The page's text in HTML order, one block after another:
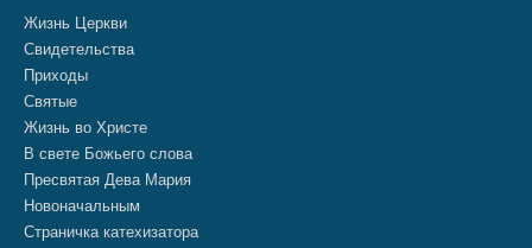
Жизнь Церкви
Свидетельства
Приходы
Святые
Жизнь во Христе
В свете Божьего слова
Пресвятая Дева Мария
Новоначальным
Страничка катехизатора